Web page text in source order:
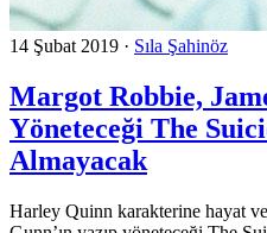
14 Şubat 2019 · Sıla Şahinöz
Margot Robbie,
Yöneteceği The
Almayacak
Harley Quinn karakterine hayat